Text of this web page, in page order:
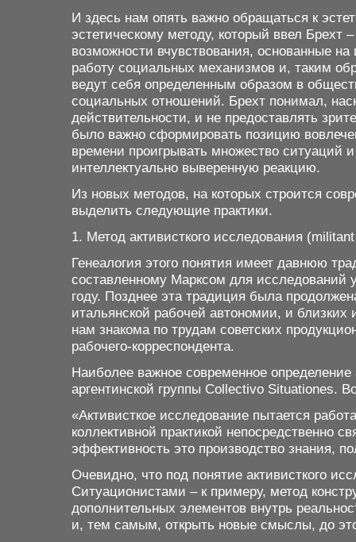
И здесь нам опять важно обращаться к
эстетическому методу, который ввел
возможности вчувствования, основанные
работу социальных механизмов и, таким
ведут себя определенным образом в
социальных отношений. Брехт понимал,
действительности, и не предоставлять
было важно сформировать позицию
времени проигрывать множество ситуаций
интеллектуально выверенную реакцию.
Из новых методов, на которых строится
выделить следующие практики.
1. Метод активисткого исследования
Генеалогия этого понятия имеет давнюю
составленному Марксом для исследований
году. Позднее эта традиция была
итальянской рабочей автономии, и близких
нам знакома по трудам советских
рабочего-корреспондента.
Наиболее важное современное
аргентинской группы Collectivo Situationes.
«Активисткое исследование пытается
коллективной практикой непосредственно
эффективность это производство знания,
Очевидно, что под понятие активисткого
Ситуационистами – к примеру, метод
дополнительных элементов внутрь
и, тем самым, открыть новые смыслы, до